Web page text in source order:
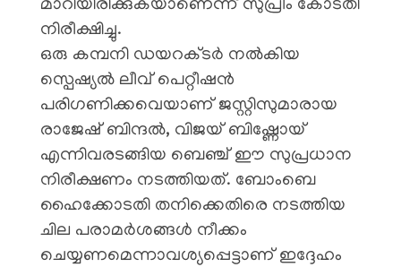
മാറിയിരിക്കുകയാണെന്ന് സുപ്രീം കോടതി
നിരീക്ഷിച്ചു.
​ഒരു കമ്പനി ഡയറക്ടർ നൽകിയ
സ്പെഷ്യൽ ലീവ് പെറ്റീഷൻ
പരിഗണിക്കവെയാണ് ജസ്റ്റിസുമാരായ
രാജേഷ് ബിന്ദൽ, വിജയ് ബിഷ്ണോയ്
എന്നിവരടങ്ങിയ ബെഞ്ച് ഈ സുപ്രധാന
നിരീക്ഷണം നടത്തിയത്. ബോംബെ
ഹൈക്കോടതി തനിക്കെതിരെ നടത്തിയ
ചില പരാമർശങ്ങൾ നീക്കം
ചെയ്യണമെന്നാവശ്യപ്പെട്ടാണ് ഇദ്ദേഹം